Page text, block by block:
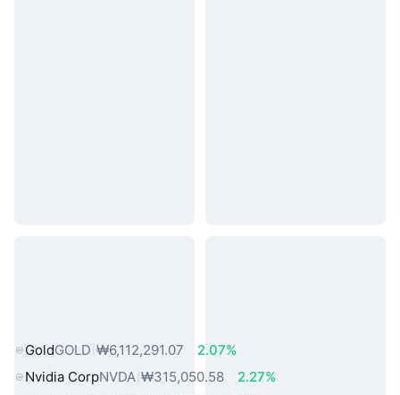
GoldGOLD ₩6,112,291.07
2.07%
Nvidia CorpNVDA ₩315,050.58
2.27%